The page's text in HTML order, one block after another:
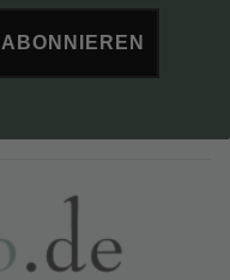
ABONNIEREN